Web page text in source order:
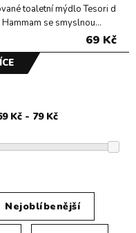
toaletní mýdlo Tesori d
se smyslnou...
69 Kč
Nejoblíbenější